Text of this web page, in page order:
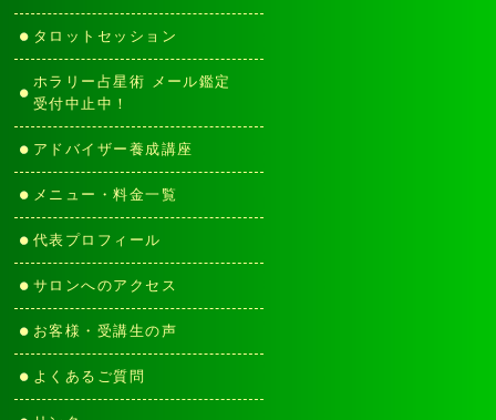
タロットセッション
ホラリー占星術 メール鑑定
受付中止中！
アドバイザー養成講座
メニュー・料金一覧
代表プロフィール
サロンへのアクセス
お客様・受講生の声
よくあるご質問